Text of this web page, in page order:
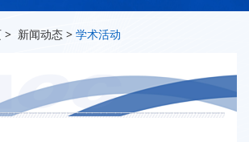
> 新闻动态 > 学术活动